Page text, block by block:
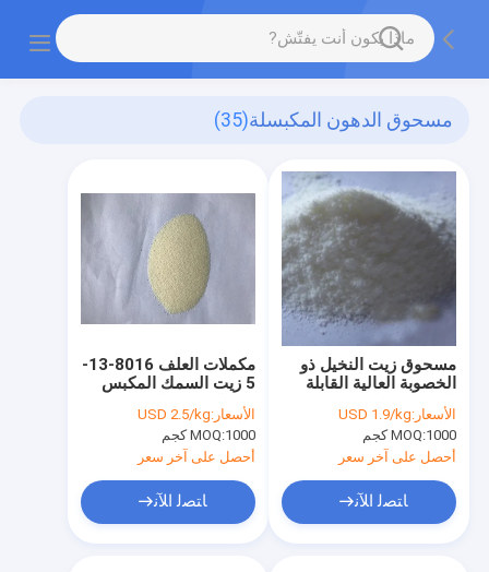
مسحوق الدهون المكبسلة(35)
مكملات العلف 8016-13-
5 زيت السمك المكبس
في الكبسولة الدقيقة غني
بالأوميغا 3
الأسعار:USD 2.5/kg
MOQ:1000 كجم
أحصل على آخر سعر
ﺎﺘﺼﻟ ﺍﻶﻧ
مسحوق زيت النخيل ذو
الخصوبة العالية القابلة
للذوبان في كبسولات
صغيرة للمياه
الأسعار:USD 1.9/kg
MOQ:1000 كجم
أحصل على آخر سعر
ﺎﺘﺼﻟ ﺍﻶﻧ